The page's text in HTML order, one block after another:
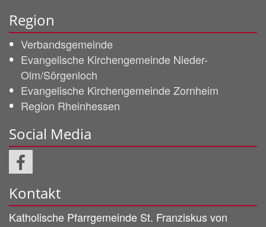
Region
Verbandsgemeinde
Evangelische Kirchengemeinde Nieder-
Olm/Sörgenloch
Evangelische Kirchengemeinde Zornheim
Region Rheinhessen
Social Media
Kontakt
Katholische Pfarrgemeinde St. Franziskus von